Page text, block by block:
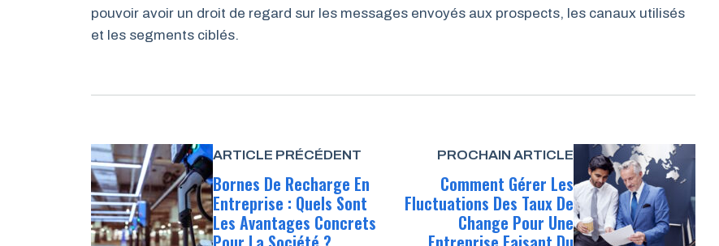
pouvoir avoir un droit de regard sur les messages envoyés aux prospects, les canaux utilisés
et les segments ciblés.
ARTICLE PRÉCÉDENT
Bornes De Recharge En
Entreprise : Quels Sont
Les Avantages Concrets
PROCHAIN ARTICLE
Comment Gérer Les
Fluctuations Des Taux De
Change Pour Une